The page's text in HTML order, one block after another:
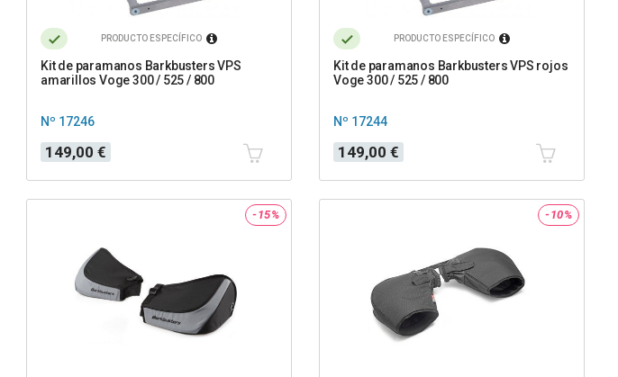
PRODUCTO ESPECÍFICO
Kit de paramanos Barkbusters VPS
amarillos Voge 300 / 525 / 800
Nº 17246
Precio
149,00 €
PRODUCTO ESPECÍFICO
Kit de paramanos Barkbusters VPS rojos
Voge 300 / 525 / 800
Nº 17244
Precio
149,00 €
-15% -10%